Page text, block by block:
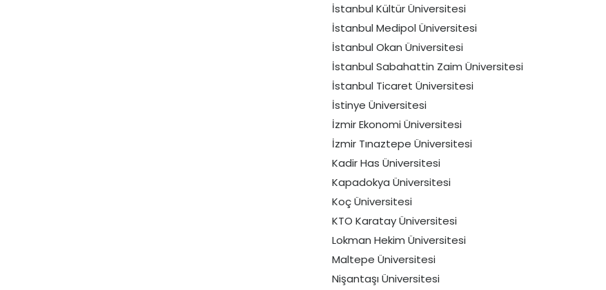
İstanbul Kültür Üniversitesi
İstanbul Medipol Üniversitesi
İstanbul Okan Üniversitesi
İstanbul Sabahattin Zaim Üniversitesi
İstanbul Ticaret Üniversitesi
İstinye Üniversitesi
İzmir Ekonomi Üniversitesi
İzmir Tınaztepe Üniversitesi
Kadir Has Üniversitesi
Kapadokya Üniversitesi
Koç Üniversitesi
KTO Karatay Üniversitesi
Lokman Hekim Üniversitesi
Maltepe Üniversitesi
Nişantaşı Üniversitesi